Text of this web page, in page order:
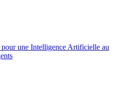
une Intelligence Artificielle au